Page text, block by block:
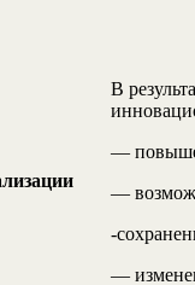
В
—
—
-
—